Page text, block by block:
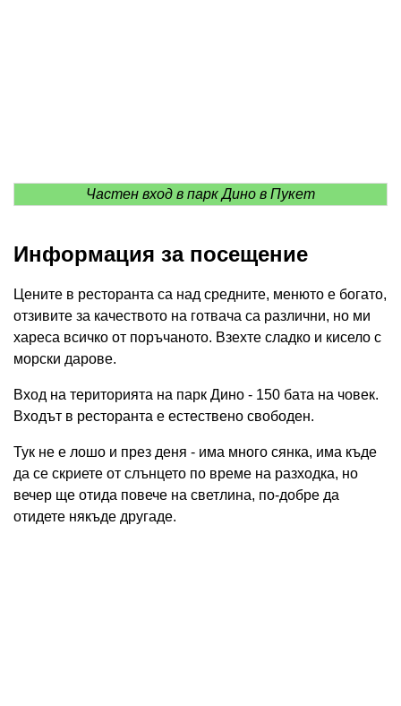
Частен вход в парк Дино в Пукет
Информация за посещение
Цените в ресторанта са над средните, менюто е богато,
отзивите за качеството на готвача са различни, но ми
хареса всичко от поръчаното. Взехте сладко и кисело с
морски дарове.
Вход на територията на парк Дино - 150 бата на човек.
Входът в ресторанта е естествено свободен.
Тук не е лошо и през деня - има много сянка, има къде
да се скриете от слънцето по време на разходка, но
вечер ще отида повече на светлина, по-добре да
отидете някъде другаде.